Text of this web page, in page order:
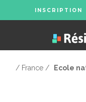
INSCRIPTION
/ France /
Ecole